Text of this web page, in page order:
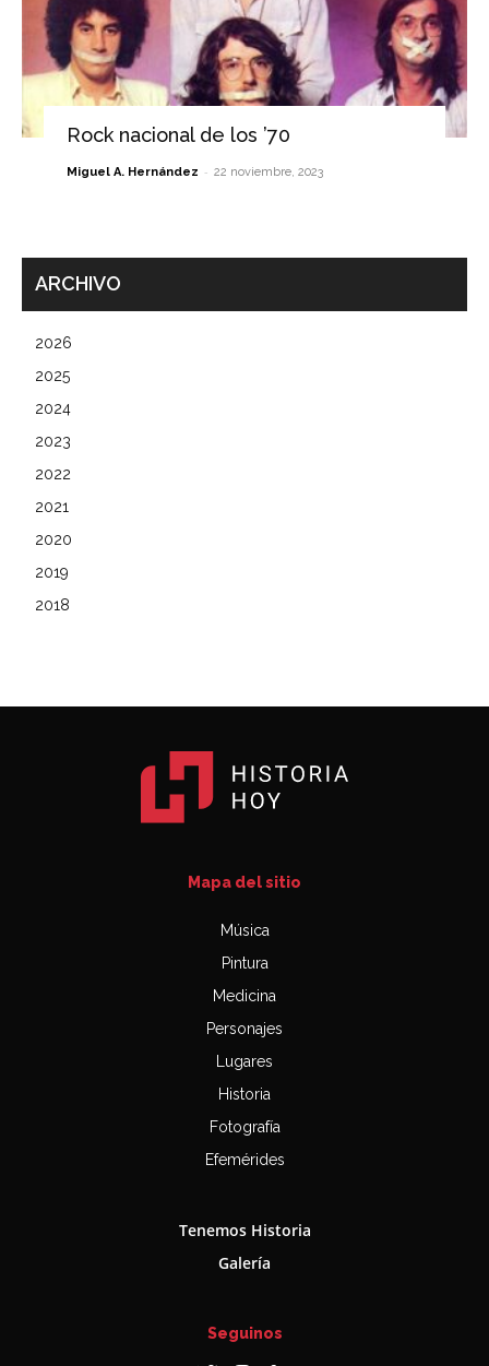
Rock nacional de los ’70
Miguel A. Hernández - 22 noviembre, 2023
ARCHIVO
2026
2025
2024
2023
2022
2021
2020
2019
2018
Mapa del sitio
Música
Pintura
Medicina
Personajes
Lugares
Historia
Fotografía
Efemérides
Tenemos Historia
Galería
Seguinos